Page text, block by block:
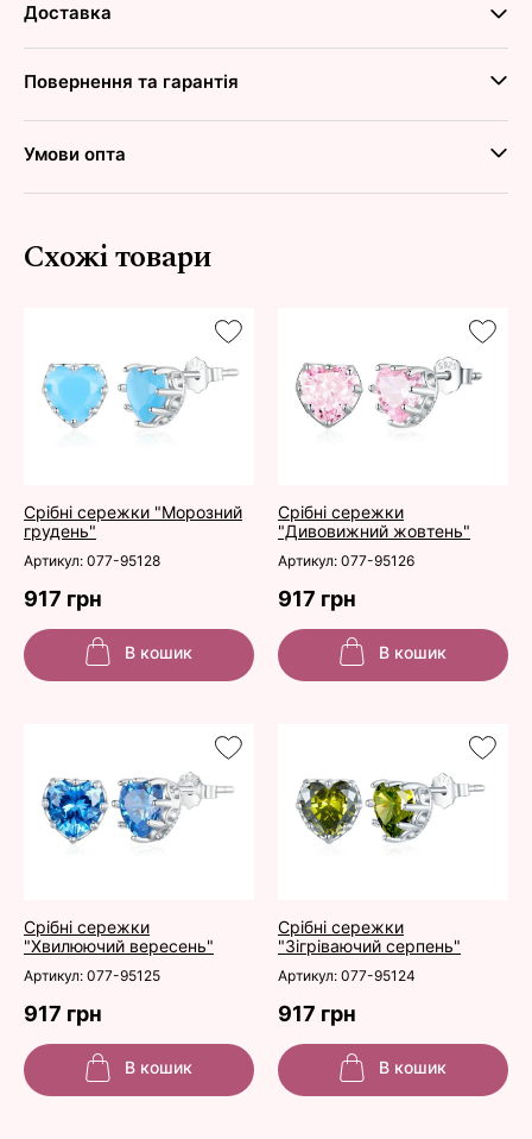
Доставка
Повернення та гарантія
Умови опта
Схожі товари
Срібні сережки "Морозний
грудень"
Срібні сережки
"Дивовижний жовтень"
Артикул: 077-95128 Артикул: 077-95126
917 грн 917 грн
В кошик В кошик
Срібні сережки
"Хвилюючий вересень"
Срібні сережки
"Зігріваючий серпень"
Артикул: 077-95125 Артикул: 077-95124
917 грн 917 грн
В кошик В кошик